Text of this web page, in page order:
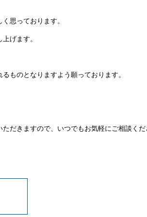
思っております。
げます。
ものとなりますよう願っております。
だきますので、いつでもお気軽にご相談く